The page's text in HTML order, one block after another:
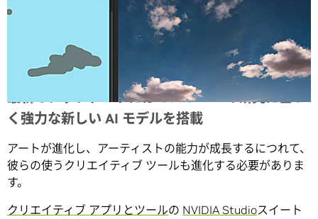
最新のアップデートには GauGAN2 の研究に基づ
く強力な新しい AI モデルを搭載
アートが進化し、アーティストの能力が成長するにつれて、
彼らの使うクリエイティブ ツールも進化する必要がありま
す。
クリエイティブ アプリとツールの NVIDIA Studioスイート